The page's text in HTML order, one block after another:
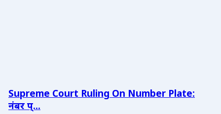
Supreme Court Ruling On Number Plate:
नंबर प्...